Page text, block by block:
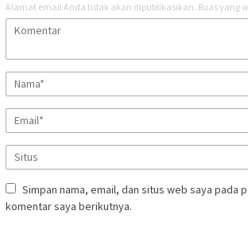
Alamat email Anda tidak akan dipublikasikan. Ruas yang
Simpan nama, email, dan situs web saya pada
komentar saya berikutnya.